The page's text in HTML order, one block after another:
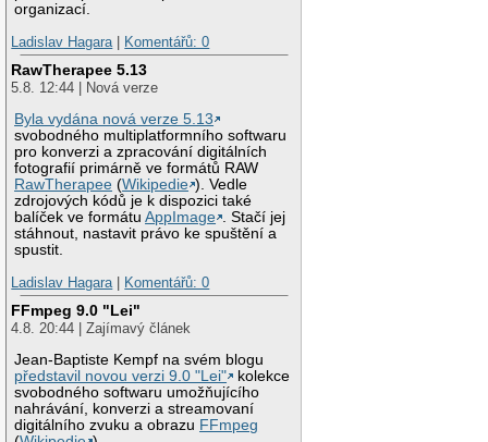
organizací.
Ladislav Hagara | Komentářů: 0
RawTherapee 5.13
5.8. 12:44 | Nová verze
Byla vydána nová verze 5.13
svobodného multiplatformního softwaru
pro konverzi a zpracování digitálních
fotografií primárně ve formátů RAW
RawTherapee (Wikipedie ). Vedle
zdrojových kódů je k dispozici také
balíček ve formátuAppImage
. Stačí jej
stáhnout, nastavit právo ke spuštění a
spustit.
Ladislav Hagara | Komentářů: 0
FFmpeg 9.0 "Lei"
4.8. 20:44 | Zajímavý článek
Jean-Baptiste Kempf na svém blogu
představil novou verzi 9.0 "Lei"
kolekce
svobodného softwaru umožňujícího
nahrávání, konverzi a streamovaní
digitálního zvuku a obrazu FFmpeg